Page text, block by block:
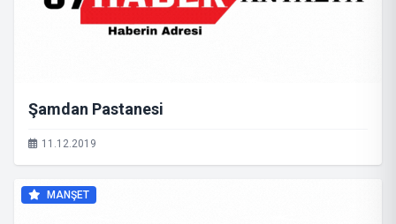
Şamdan Pastanesi
11.12.2019
MANŞET